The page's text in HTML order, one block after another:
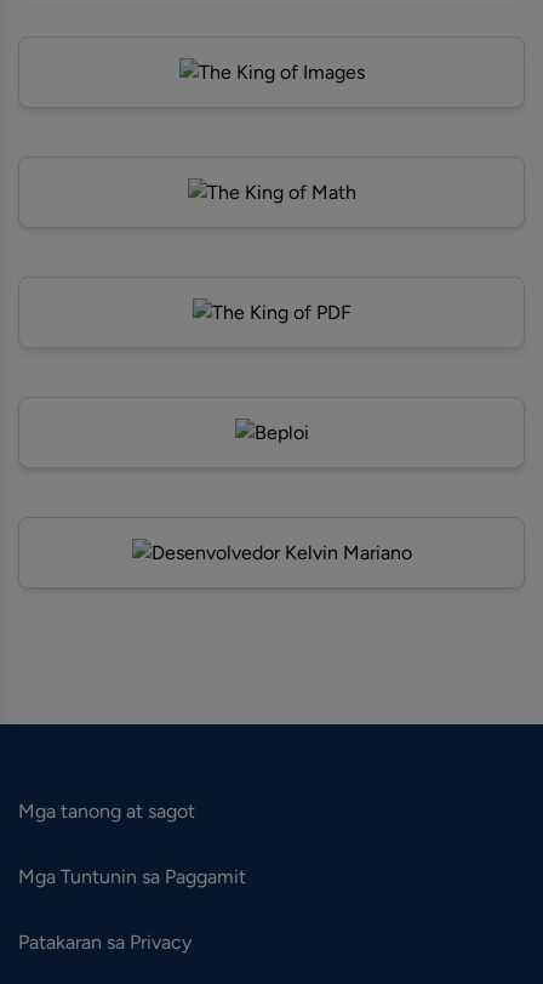
Mga tanong at sagot
Mga Tuntunin sa Paggamit
Patakaran sa Privacy